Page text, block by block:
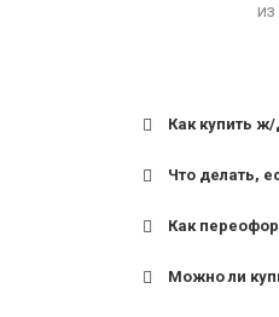
Как купить
Что делать,
Как
Можно ли